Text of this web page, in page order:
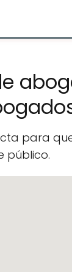
para
público.